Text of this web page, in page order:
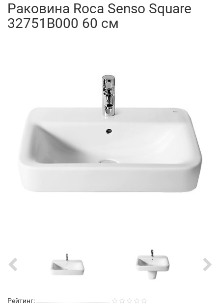
Раковина Roca Senso Square
32751B000 60 см
Рейтинг: